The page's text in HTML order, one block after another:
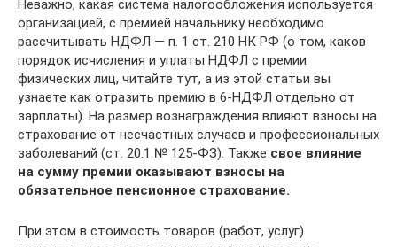
Неважно, какая система налогообложения используется
организацией, с премией начальнику необходимо
рассчитывать НДФЛ — п. 1 ст. 210 НК РФ (о том, каков
порядок исчисления и уплаты НДФЛ с премии
физических лиц, читайте тут, а из этой статьи вы
узнаете как отразить премию в 6-НДФЛ отдельно от
зарплаты). На размер вознаграждения влияют взносы на
страхование от несчастных случаев и профессиональных
заболеваний (ст. 20.1 № 125-ФЗ). Также свое влияние
на сумму премии оказывают взносы на
обязательное пенсионное страхование.
При этом в стоимость товаров (работ, услуг)